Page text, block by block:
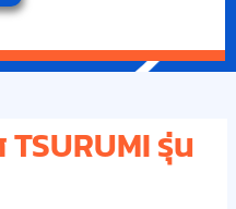
รุ่น